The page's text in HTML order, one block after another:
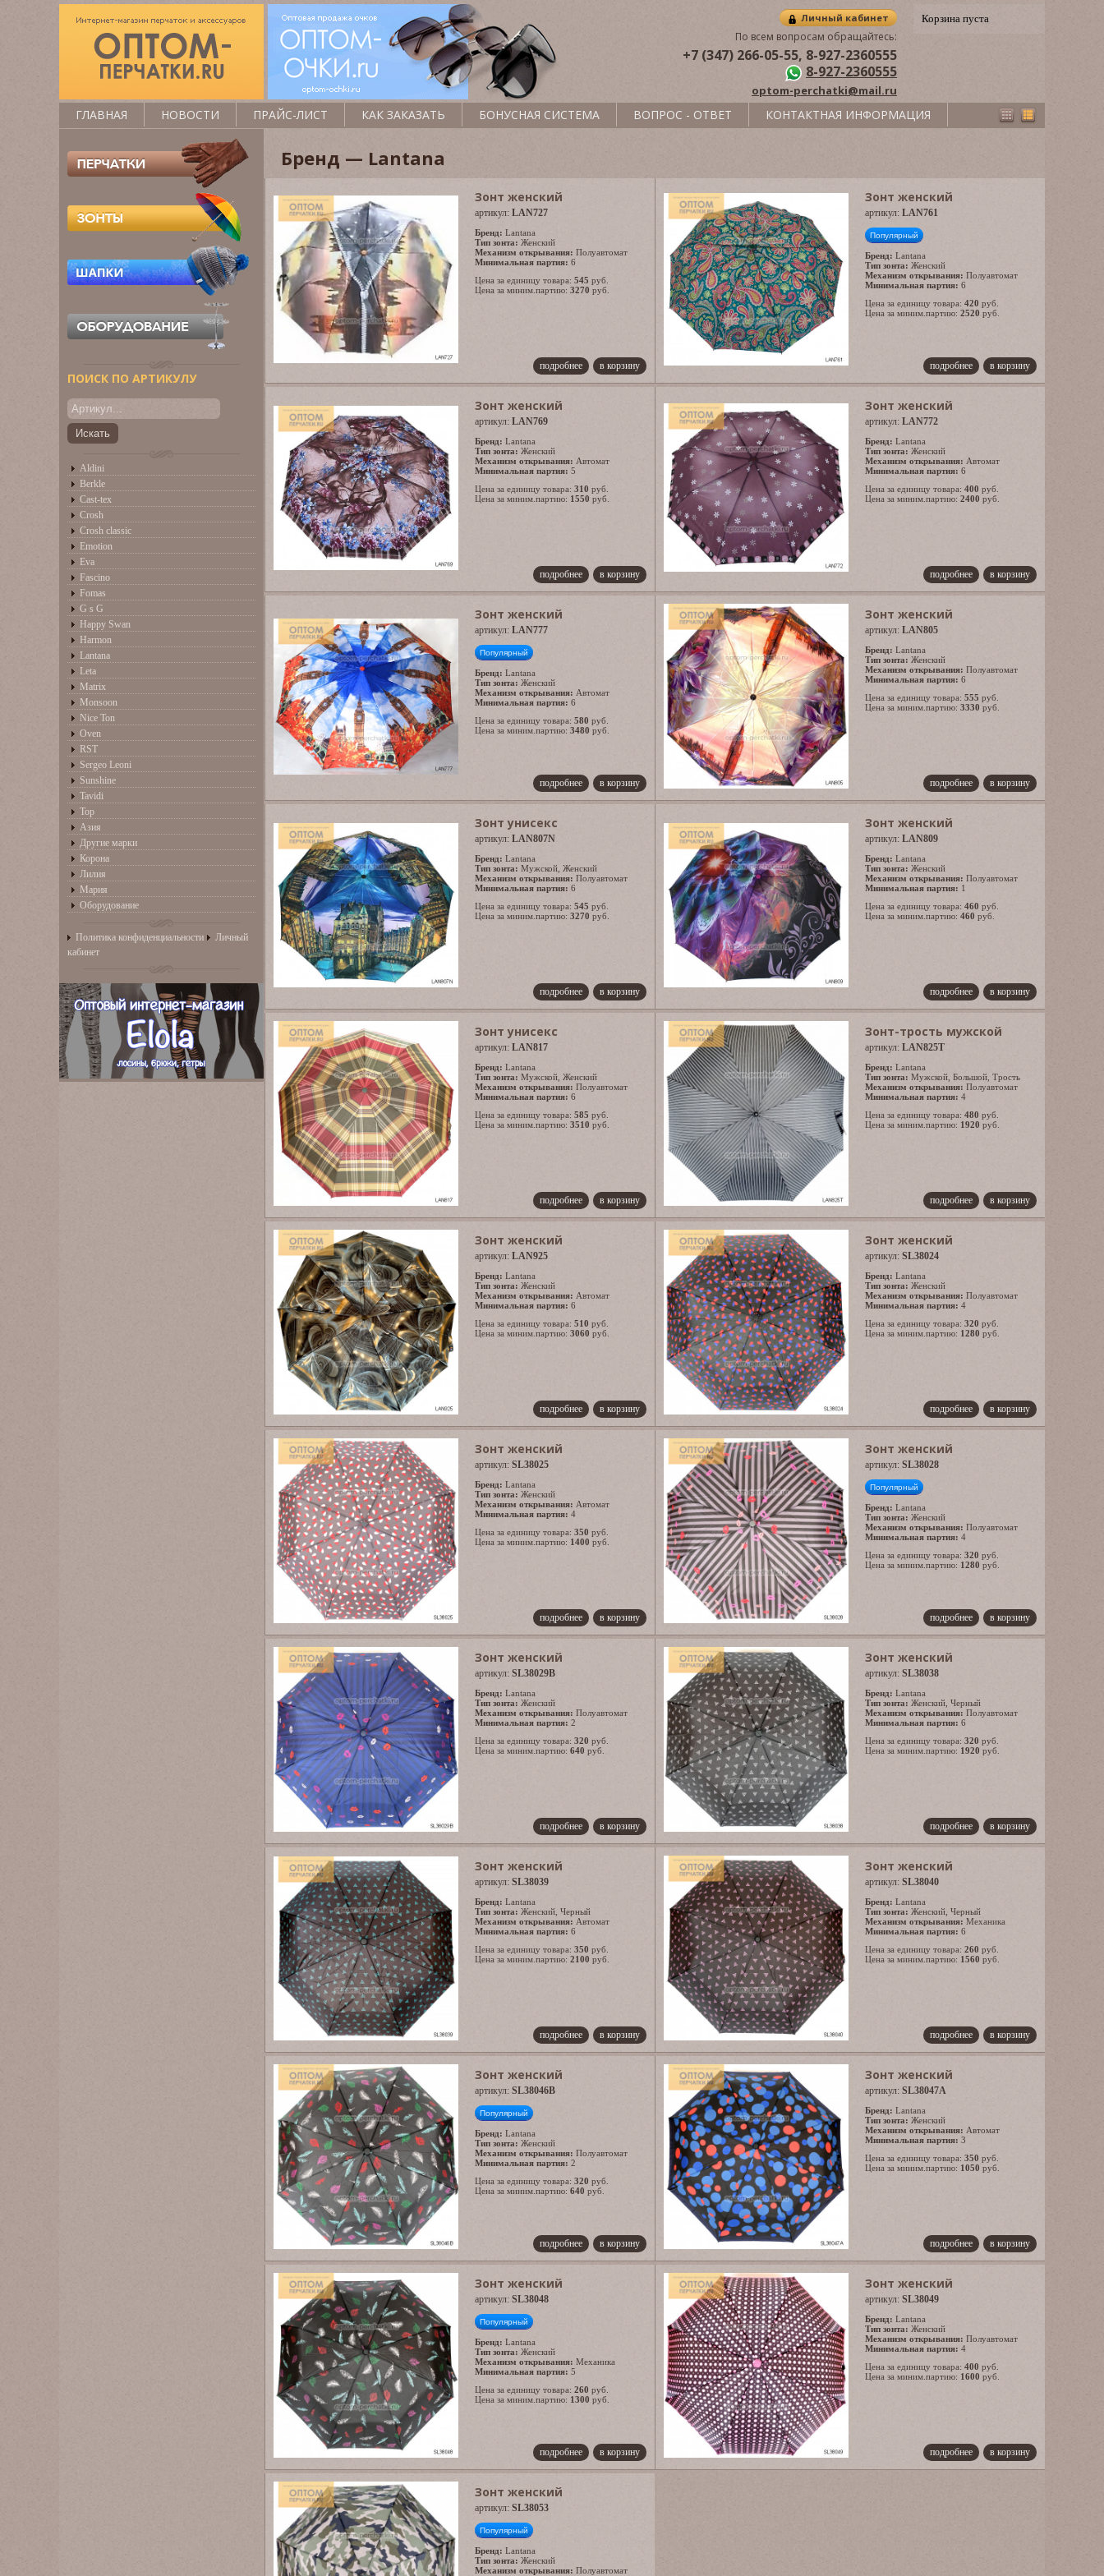
ПОИСК ПО АРТИКУЛУ
Aldini
Berkle
Cast-tex
Crosh
Crosh classic
Emotion
Eva
Fascino
Fomas
G s G
Happy Swan
Harmon
Lantana
Leta
Matrix
Monsoon
Nice Ton
Oven
RST
Sergeo Leoni
Sunshine
Tavidi
Top
Азия
Другие марки
Корона
Лилия
Мария
Оборудование
Политика конфиденциальности
Личный
кабинет
Бренд — Lantana
Зонт женский
артикул: LAN727
Бренд: Lantana
Тип зонта: Женский
Механизм открывания: Полуавтомат
Минимальная партия: 6
Цена за единицу товара: 545 руб.
Цена за миним.партию: 3270 руб.
подробнее в корзину
Зонт женский
артикул: LAN761
Популярный
Бренд: Lantana
Тип зонта: Женский
Механизм открывания: Полуавтомат
Минимальная партия: 6
Цена за единицу товара: 420 руб.
Цена за миним.партию: 2520 руб.
подробнее в корзину
Зонт женский
артикул: LAN769
Бренд: Lantana
Тип зонта: Женский
Механизм открывания: Автомат
Минимальная партия: 5
Цена за единицу товара: 310 руб.
Цена за миним.партию: 1550 руб.
подробнее в корзину
Зонт женский
артикул: LAN772
Бренд: Lantana
Тип зонта: Женский
Механизм открывания: Автомат
Минимальная партия: 6
Цена за единицу товара: 400 руб.
Цена за миним.партию: 2400 руб.
подробнее в корзину
Зонт женский
артикул: LAN777
Популярный
Бренд: Lantana
Тип зонта: Женский
Механизм открывания: Автомат
Минимальная партия: 6
Цена за единицу товара: 580 руб.
Цена за миним.партию: 3480 руб.
подробнее в корзину
Зонт женский
артикул: LAN805
Бренд: Lantana
Тип зонта: Женский
Механизм открывания: Полуавтомат
Минимальная партия: 6
Цена за единицу товара: 555 руб.
Цена за миним.партию: 3330 руб.
подробнее в корзину
Зонт унисекс
артикул: LAN807N
Бренд: Lantana
Тип зонта: Мужской Женский
Механизм открывания: Полуавтомат
Минимальная партия: 6
Цена за единицу товара: 545 руб.
Цена за миним.партию: 3270 руб.
подробнее в корзину
Зонт женский
артикул: LAN809
Бренд: Lantana
Тип зонта: Женский
Механизм открывания: Полуавтомат
Минимальная партия: 1
Цена за единицу товара: 460 руб.
Цена за миним.партию: 460 руб.
подробнее в корзину
Зонт унисекс
артикул: LAN817
Бренд: Lantana
Тип зонта: Мужской Женский
Механизм открывания: Полуавтомат
Минимальная партия: 6
Цена за единицу товара: 585 руб.
Цена за миним.партию: 3510 руб.
подробнее в корзину
Зонт-трость мужской
артикул: LAN825T
Бренд: Lantana
Тип зонта: Мужской Большой Трость
Механизм открывания: Полуавтомат
Минимальная партия: 4
Цена за единицу товара: 480 руб.
Цена за миним.партию: 1920 руб.
подробнее в корзину
Зонт женский
артикул: LAN925
Бренд: Lantana
Тип зонта: Женский
Механизм открывания: Автомат
Минимальная партия: 6
Цена за единицу товара: 510 руб.
Цена за миним.партию: 3060 руб.
подробнее в корзину
Зонт женский
артикул: SL38024
Бренд: Lantana
Тип зонта: Женский
Механизм открывания: Полуавтомат
Минимальная партия: 4
Цена за единицу товара: 320 руб.
Цена за миним.партию: 1280 руб.
подробнее в корзину
Зонт женский
артикул: SL38025
Бренд: Lantana
Тип зонта: Женский
Механизм открывания: Автомат
Минимальная партия: 4
Цена за единицу товара: 350 руб.
Цена за миним.партию: 1400 руб.
подробнее в корзину
Зонт женский
артикул: SL38028
Популярный
Бренд: Lantana
Тип зонта: Женский
Механизм открывания: Полуавтомат
Минимальная партия: 4
Цена за единицу товара: 320 руб.
Цена за миним.партию: 1280 руб.
подробнее в корзину
Зонт женский
артикул: SL38029B
Бренд: Lantana
Тип зонта: Женский
Механизм открывания: Полуавтомат
Минимальная партия: 2
Цена за единицу товара: 320 руб.
Цена за миним.партию: 640 руб.
подробнее в корзину
Зонт женский
артикул: SL38038
Бренд: Lantana
Тип зонта: Женский Черный
Механизм открывания: Полуавтомат
Минимальная партия: 6
Цена за единицу товара: 320 руб.
Цена за миним.партию: 1920 руб.
подробнее в корзину
Зонт женский
артикул: SL38039
Бренд: Lantana
Тип зонта: Женский Черный
Механизм открывания: Автомат
Минимальная партия: 6
Цена за единицу товара: 350 руб.
Цена за миним.партию: 2100 руб.
подробнее в корзину
Зонт женский
артикул: SL38040
Бренд: Lantana
Тип зонта: Женский Черный
Механизм открывания: Механика
Минимальная партия: 6
Цена за единицу товара: 260 руб.
Цена за миним.партию: 1560 руб.
подробнее в корзину
Зонт женский
артикул: SL38046B
Популярный
Бренд: Lantana
Тип зонта: Женский
Механизм открывания: Полуавтомат
Минимальная партия: 2
Цена за единицу товара: 320 руб.
Цена за миним.партию: 640 руб.
подробнее в корзину
Зонт женский
артикул: SL38047A
Бренд: Lantana
Тип зонта: Женский
Механизм открывания: Автомат
Минимальная партия: 3
Цена за единицу товара: 350 руб.
Цена за миним.партию: 1050 руб.
подробнее в корзину
Зонт женский
артикул: SL38048
Популярный
Бренд: Lantana
Тип зонта: Женский
Механизм открывания: Механика
Минимальная партия: 5
Цена за единицу товара: 260 руб.
Цена за миним.партию: 1300 руб.
подробнее в корзину
Зонт женский
артикул: SL38049
Бренд: Lantana
Тип зонта: Женский
Механизм открывания: Полуавтомат
Минимальная партия: 4
Цена за единицу товара: 400 руб.
Цена за миним.партию: 1600 руб.
подробнее в корзину
Зонт женский
артикул: SL38053
Популярный
Бренд: Lantana
Тип зонта: Женский
Механизм открывания: Полуавтомат
Корзина пуста
Личный кабинет
По всем вопросам обращайтесь:
+7 (347) 266-05-55, 8-927-2360555
8-927-2360555
optom-perchatki@mail.ru
ГЛАВНАЯ НОВОСТИ ПРАЙС-ЛИСТ КАК ЗАКАЗАТЬ БОНУСНАЯ СИСТЕМА ВОПРОС - ОТВЕТ КОНТАКТНАЯ ИНФОРМАЦИЯ